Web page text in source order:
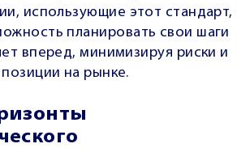
использующие этот стандарт,
планировать свои шаги
вперед, минимизируя риски и
на рынке.